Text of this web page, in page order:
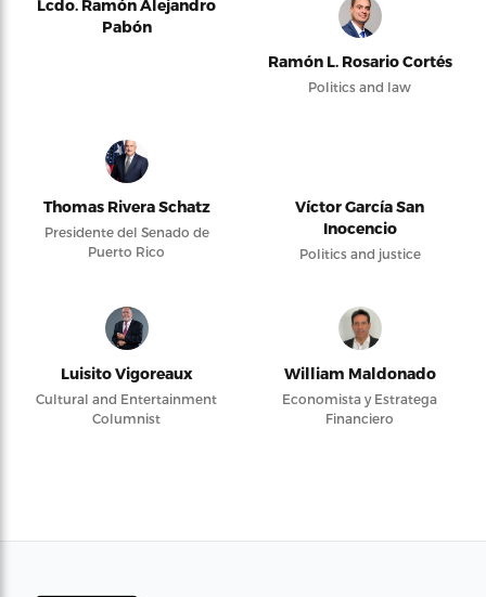
Lcdo. Ramón Alejandro
Pabón
Ramón L. Rosario Cortés
Politics and law
Thomas Rivera Schatz
Presidente del Senado de
Puerto Rico
Víctor García San
Inocencio
Politics and justice
Luisito Vigoreaux
Cultural and Entertainment
Columnist
William Maldonado
Economista y Estratega
Financiero